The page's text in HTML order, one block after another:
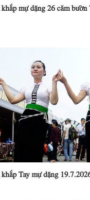
mự dặng 26 căm
Tay mự dặng